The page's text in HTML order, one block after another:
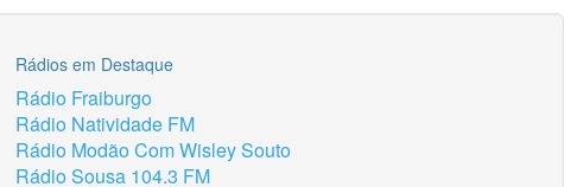
Rádios em Destaque
Rádio Fraiburgo
Rádio Natividade FM
Rádio Modão Com Wisley Souto
Rádio Sousa 104.3 FM